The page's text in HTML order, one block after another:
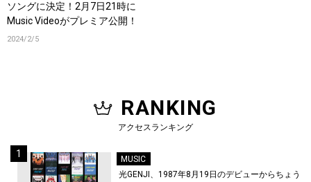
ソングに決定！2月7日21時に
Music Videoがプレミア公開！
2024/2/5
RANKING
アクセスランキング
MUSIC
光GENJI、1987年8月19日のデビューからちょう